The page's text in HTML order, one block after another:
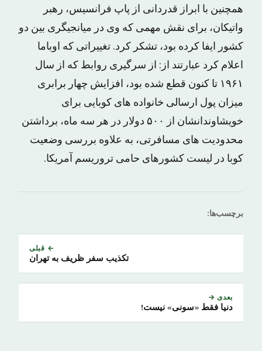
همچنین با ابراز قدردانی از پاپ فرانسیس، رهبر
واتیکان، برای نقش مهمی که وی در میانجیگری بین دو
کشور ایفا کرده بود، تشکر کرد. تغییراتی که اوباما
اعلام کرد عبارتند از: از سرگیری روابط که از سال
۱۹۶۱ تا کنون قطع شده بود، افزایش چهار برابری
میزان پول ارسالی خانواده های کوبایی برای
خویشاوندانشان از ۵۰۰ دولار در هر سه ماه، برداشتن
محدودیت های مسافرتی، به علاوه بررسی وضعیت
کوبا در لیست کشورهای حامی تروریسم آمریکا.
برچسب‌ها:
← قبلی
تکذیب سفر ظریف به تهران
بعدی →
دنیا فقط «سونی» نیست!